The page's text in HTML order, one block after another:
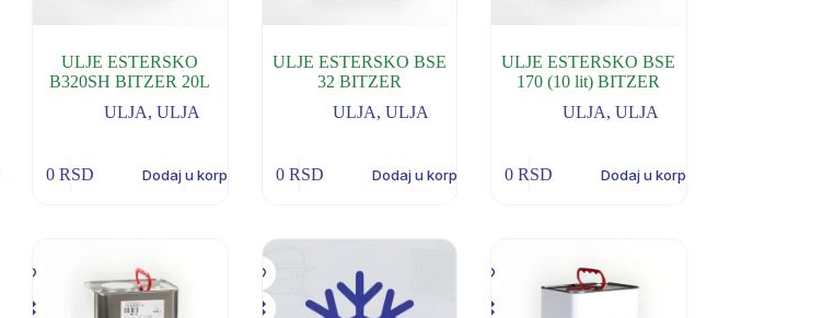
ULJE ESTERSKO
B320SH BITZER 20L
ULJA, ULJA
0RSD Dodaj u korpu
ULJE ESTERSKO BSE
32 BITZER
ULJA,ULJA
0 RSD Dodaj u korpu
ULJE ESTERSKO BSE
170 (10 lit) BITZER
ULJA, ULJA
0RSD Dodaj u korpu